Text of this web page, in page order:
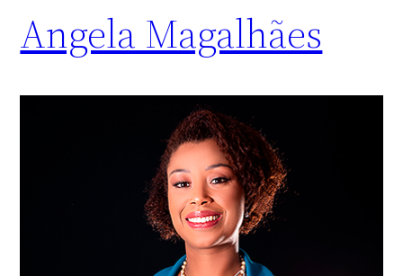
Angela Magalhães